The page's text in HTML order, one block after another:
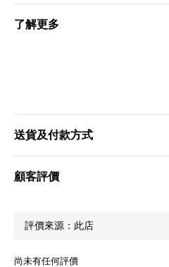
了解更多
送貨及付款方式
顧客評價
尚未有任何評價